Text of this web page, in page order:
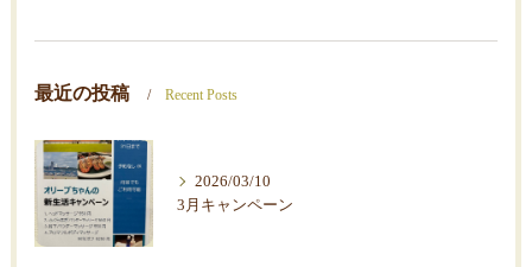
最近の投稿 Recent Posts
2026/03/10
3月キャンペーン